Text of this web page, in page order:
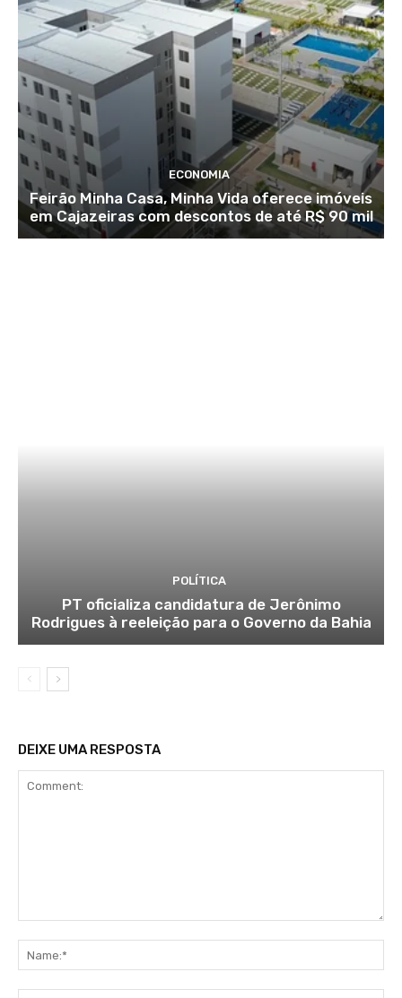
ECONOMIA
Feirão Minha Casa, Minha Vida oferece imóveis
em Cajazeiras com descontos de até R$ 90 mil
POLÍTICA
PT oficializa candidatura de Jerônimo
Rodrigues à reeleição para o Governo da Bahia
DEIXE UMA RESPOSTA